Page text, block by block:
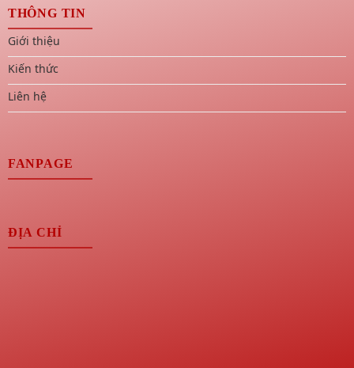
THÔNG TIN
Giới thiệu
Kiến thức
Liên hệ
FANPAGE
ĐỊA CHỈ